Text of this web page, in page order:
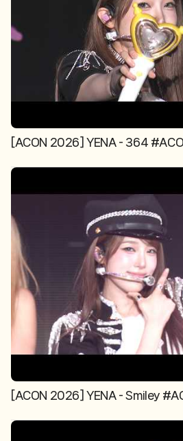
[ACON 2026] YENA - 364
[ACON 2026] YENA - Smiley